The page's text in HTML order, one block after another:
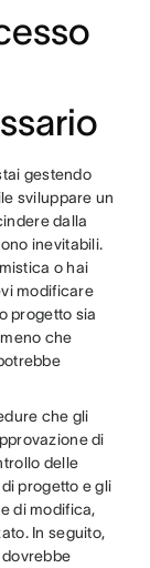
gestendo
sviluppare un
dalla
inevitabili.
o hai
modificare
progetto sia
che
che gli
di
delle
progetto e gli
di modifica,
In seguito,